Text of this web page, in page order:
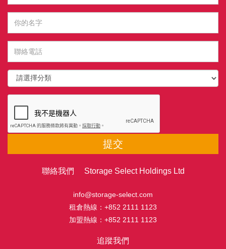
提交
聯絡我們 Storage Select Holdings Ltd
info@storage-select.com
租倉熱線： +852 2111 1123
加盟熱線： +852 2111 1123
追蹤我們